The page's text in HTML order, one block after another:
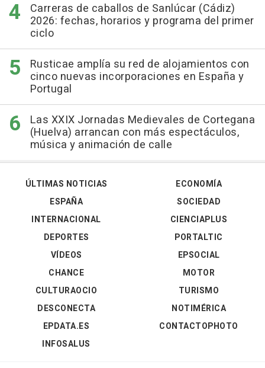
Carreras de caballos de Sanlúcar (Cádiz)
2026: fechas, horarios y programa del primer
ciclo
Rusticae amplía su red de alojamientos con
cinco nuevas incorporaciones en España y
Portugal
Las XXIX Jornadas Medievales de Cortegana
(Huelva) arrancan con más espectáculos,
música y animación de calle
ÚLTIMAS NOTICIAS
ESPAÑA
INTERNACIONAL
DEPORTES
VÍDEOS
ECONOMÍA
SOCIEDAD
CIENCIAPLUS
PORTALTIC
EPSOCIAL
CHANCE
CULTURAOCIO
DESCONECTA
EPDATA.ES
INFOSALUS
MOTOR
TURISMO
NOTIMÉRICA
CONTACTOPHOTO